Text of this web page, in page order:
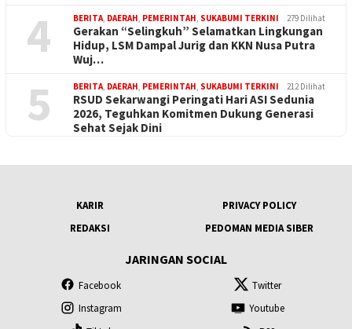
4 BERITA, DAERAH, PEMERINTAH, SUKABUMI TERKINI 279 Dilihat
Gerakan “Selingkuh” Selamatkan Lingkungan
Hidup, LSM Dampal Jurig dan KKN Nusa Putra
Wuj…
5 BERITA, DAERAH, PEMERINTAH, SUKABUMI TERKINI 212 Dilihat
RSUD Sekarwangi Peringati Hari ASI Sedunia
2026, Teguhkan Komitmen Dukung Generasi
Sehat Sejak Dini
KARIR
PRIVACY POLICY
REDAKSI
PEDOMAN MEDIA SIBER
JARINGAN SOCIAL
Facebook
Twitter
Instagram
Youtube